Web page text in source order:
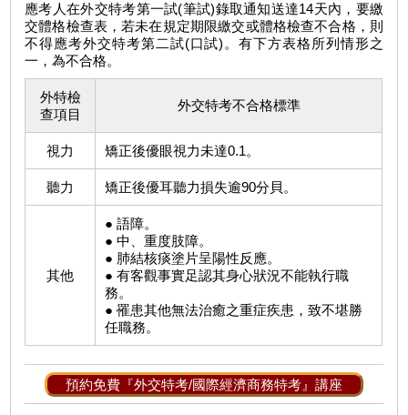
應考人在外交特考第一試(筆試)錄取通知送達14天內，要繳
交體格檢查表，若未在規定期限繳交或體格檢查不合格，則
不得應考外交特考第二試(口試)。有下方表格所列情形之
一，為不合格。
外特檢
查項目
外交特考不合格標準
視力 矯正後優眼視力未達0.1。
聽力 矯正後優耳聽力損失逾90分貝。
其他
● 語障。
● 中、重度肢障。
● 肺結核痰塗片呈陽性反應。
● 有客觀事實足認其身心狀況不能執行職
務。
● 罹患其他無法治癒之重症疾患，致不堪勝
任職務。
預約免費『外交特考/國際經濟商務特考』講座